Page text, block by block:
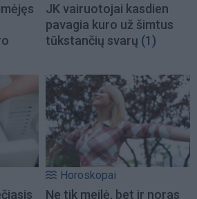
JK vairuotojai kasdien
pavagia kuro už šimtus
tūkstančių svarų (1)
Horoskopai
Ne tik meilė, bet ir noras